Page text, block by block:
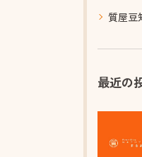
質屋豆
最近の